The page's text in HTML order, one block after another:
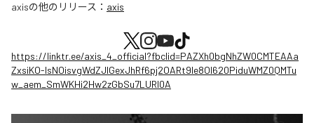
axisの他のリリース： axis
https://linktr.ee/axis_4_official?fbclid=PAZXh0bgNhZW0CMTEAAa
ZxsiKO-IsNOisvgWdZJIGexJhRf6pj2OARt9le8OI620PiduWMZ0QMTu
w_aem_SmWKHi2Hw2zGbSu7LURI0A